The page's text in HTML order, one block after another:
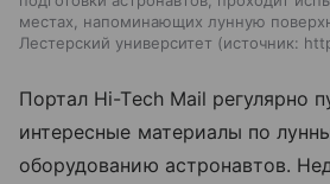
местах, напоминающих лунную
Лестерский университет
источник:
Портал Hi-Tech Mail регулярно
интересные материалы по
оборудованию астронавтов.